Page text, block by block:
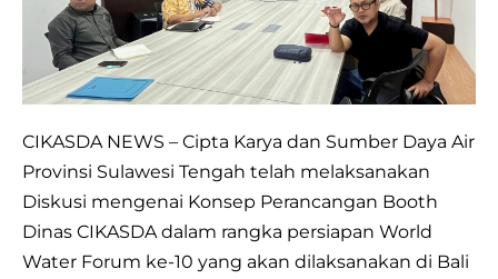
“Water
For
Shared
Prosperity”
CIKASDA NEWS – Cipta Karya dan Sumber Daya Air
Provinsi Sulawesi Tengah telah melaksanakan
Diskusi mengenai Konsep Perancangan Booth
Dinas CIKASDA dalam rangka persiapan World
Water Forum ke-10 yang akan dilaksanakan di Bali